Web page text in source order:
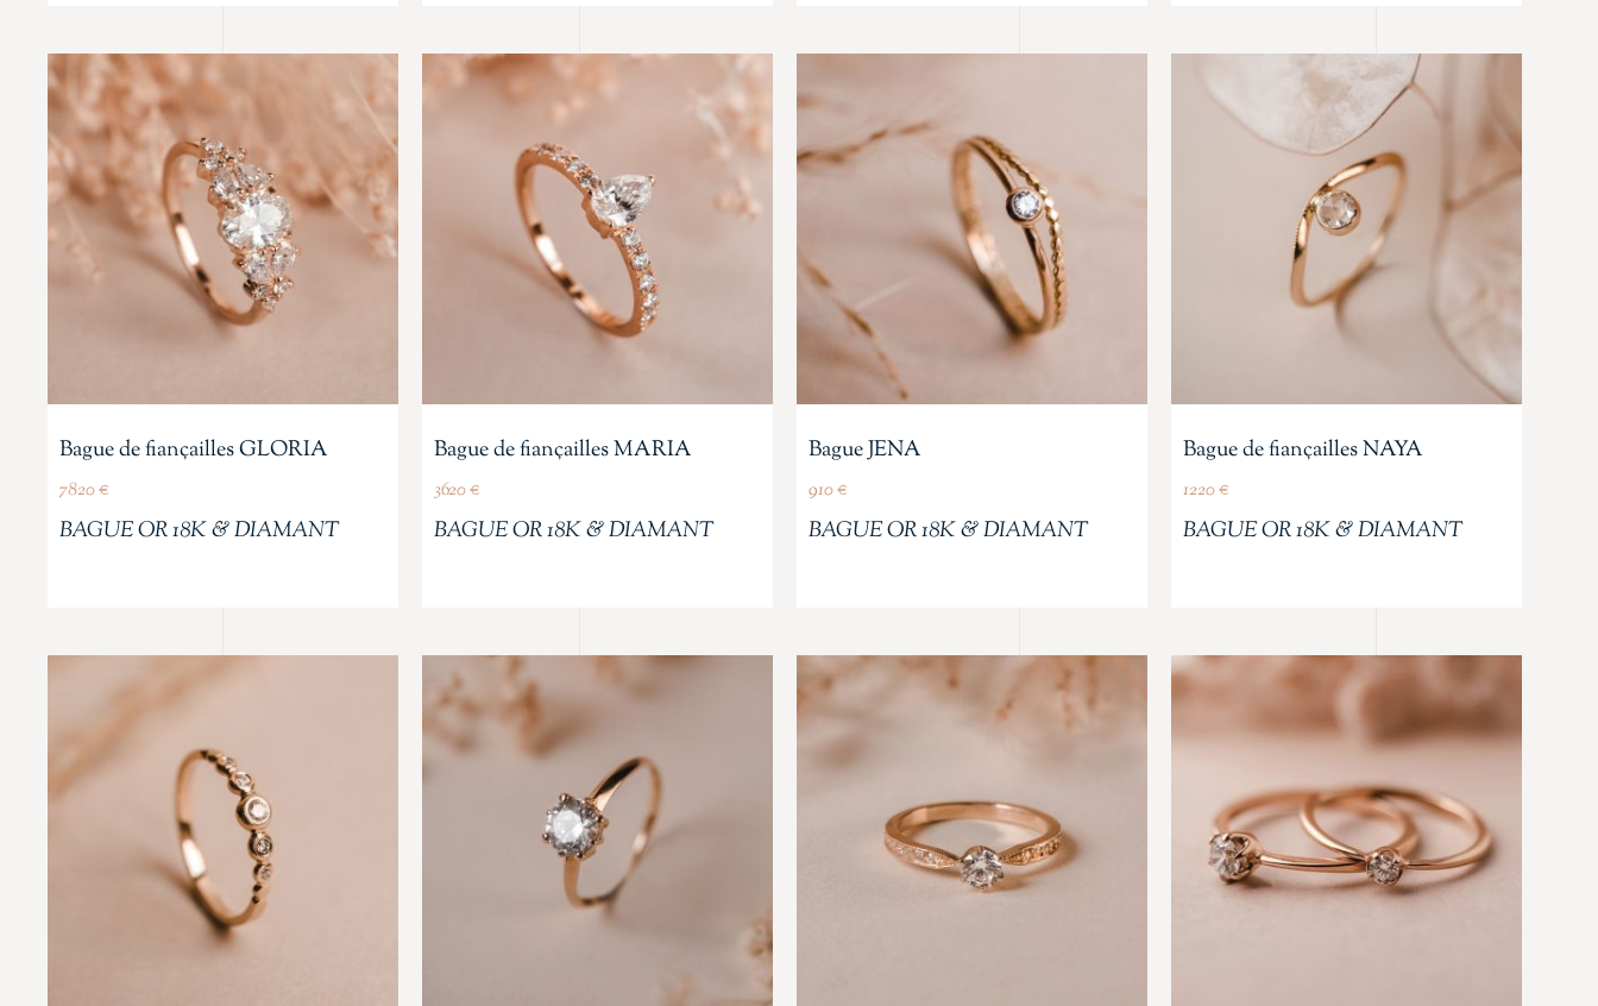
Bague de fiançailles GLORIA
7820€
BAGUE OR 18K & DIAMANT
Bague de fiançailles MARIA
3620€
BAGUE OR 18K & DIAMANT
Bague JENA
910€
BAGUE OR 18K & DIAMANT
Bague de fiançailles NAYA
1220€
BAGUE OR 18K & DIAMANT